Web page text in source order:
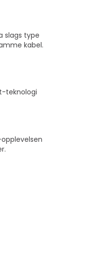
slags type
kabel.
teknologi